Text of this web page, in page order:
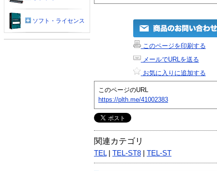
このページを印刷する
メールでURLを送る
お気に入りに追加する
このページのURL
https://plth.me/41002383
関連カテゴリ
TEL| TEL-ST8 TEL-ST
ソフト・ライセンス